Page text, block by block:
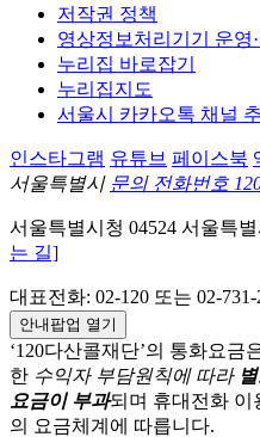
저작권 정책
영상정보처리기기 운영
누리집 바로잡기
누리집지도
서울시 카카오톡 채널
인스타그램 유튜브 페이스북
서울특별시 문의 전화번호
서울특별시청 04524 서울특
는 길]
대표전화: 02-120 또는 02-
안내팝업 열기
‘120다산콜재단’의 통화요금
한 수익자 부담원칙에 따라
요금이 부과되며 휴대전화 이
의 요금체계에 따릅니다.